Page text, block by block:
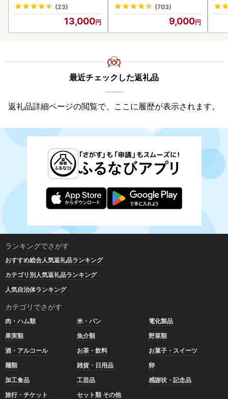
(23)
13,000
(703)
9,000
最近チェックした返礼品
返礼品詳細ページの閲覧で、ここに履歴が表示されます。
ランキングでさがす
おすすめ総合人気返礼品ランキング
カテゴリ別人気返礼品ランキング
人気自治体ランキング
カテゴリでさがす
肉・ハム類 米・パン
電化製品
果実類
魚介類
野菜類
酒・アルコール
お茶・飲料
お菓子・スイーツ
麺類
雑貨・日用品
卵
加工食品
工芸品
感謝状・記念品
旅行・チケット
セット類 その他